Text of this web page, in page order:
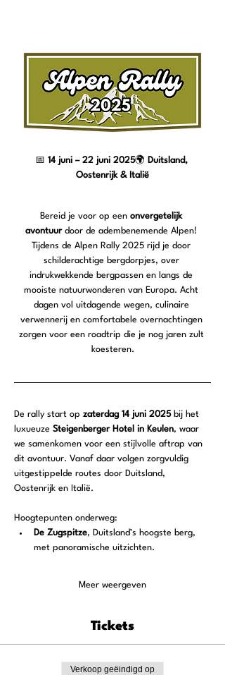
📅 14 juni – 22 juni 2025🌍 Duitsland,
Oostenrijk & Italië
Bereid je voor op een onvergetelijk
avontuur door de adembenemende Alpen!
Tijdens de Alpen Rally 2025 rijd je door
schilderachtige bergdorpjes, over
indrukwekkende bergpassen en langs de
mooiste natuurwonderen van Europa. Acht
dagen vol uitdagende wegen, culinaire
verwennerij en comfortabele overnachtingen
zorgen voor een roadtrip die je nog jaren zult
koesteren.
De rally start op zaterdag 14 juni 2025 bij het
luxueuze Steigenberger Hotel in Keulen, waar
we samenkomen voor een stijlvolle aftrap van
dit avontuur. Vanaf daar volgen zorgvuldig
uitgestippelde routes door Duitsland,
Oostenrijk en Italië.
Hoogtepunten onderweg:
De Zugspitze, Duitsland’s hoogste berg,
met panoramische uitzichten.
Meer weergeven
Tickets
Verkoop geëindigd op